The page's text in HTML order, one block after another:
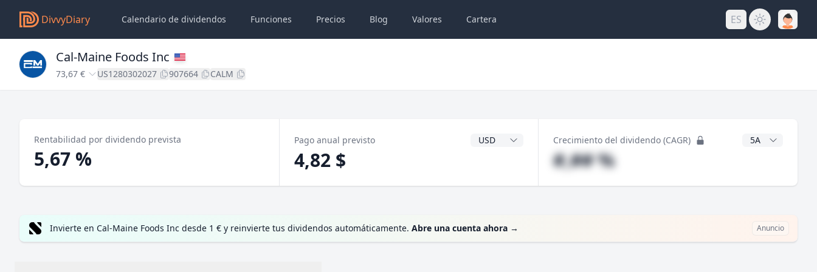
DivvyDiary Calendario de dividendos Funciones Precios Blog Valores Cartera ES
Cal-Maine Foods Inc
73,67 € US1280302027 907664 CALM
Rentabilidad por dividendo prevista
5,67 %
Pago anual previsto Divisa del dividendo
4,82 $
Crecimiento del dividendo (CAGR) Años CAGR
#,## %
Invierte en Cal-Maine Foods Inc desde 1 € y reinvierte tus dividendos automáticamente. Abre una cuenta ahora → Anuncio